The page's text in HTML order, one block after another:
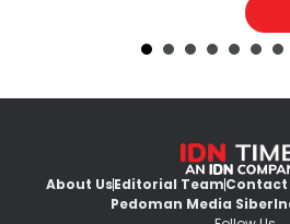
About UsEditorial TeamContact
Pedoman Media Siber